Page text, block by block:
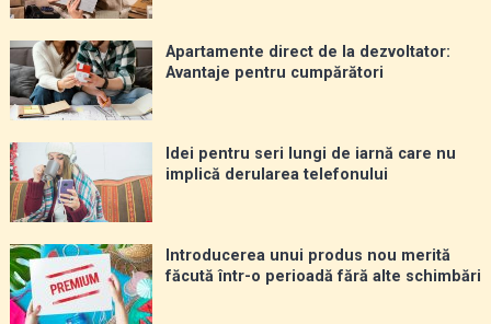
Apartamente direct de la dezvoltator:
Avantaje pentru cumpărători
Idei pentru seri lungi de iarnă care nu
implică derularea telefonului
Introducerea unui produs nou merită
făcută într-o perioadă fără alte schimbări